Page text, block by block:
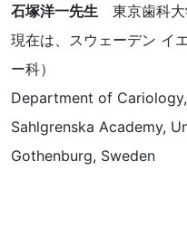
石塚洋一先生 東京歯科大
現在は、スウェーデン イ
ー科）
Department of
Sahlgrenska Academy,
Gothenburg, Sweden